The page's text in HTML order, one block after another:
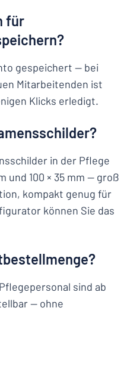
für
gespeichert — bei
Mitarbeitenden ist
Klicks erledigt.
in der Pflege
und 100 × 35 mm — groß
kompakt genug für
können Sie das
sind ab
— ohne